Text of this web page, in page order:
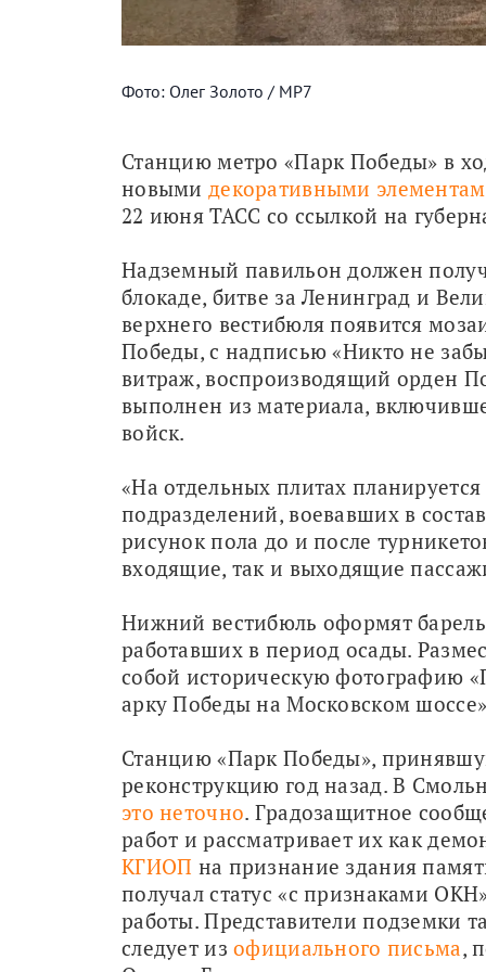
Фото: Олег Золото / МР7
Станцию метро «Парк Победы» в
новыми декоративными
22 июня ТАСС со ссылкой на
Надземный павильон должен
блокаде, битве за Ленинград и
верхнего вестибюля появится
Победы, с надписью «Никто не
витраж, воспроизводящий орден
выполнен из материала,
войск.
«На отдельных плитах
подразделений, воевавших в
рисунок пола до и после
входящие, так и выходящие
Нижний вестибюль оформят
работавших в период осады.
собой историческую фотографию
арку Победы на Московском
Станцию «Парк Победы»,
это неточно. Градозащитное
работ и рассматривает их как
КГИОП на признание здания
получал статус «с признаками
работы. Представители подземки
следует из официального письма,